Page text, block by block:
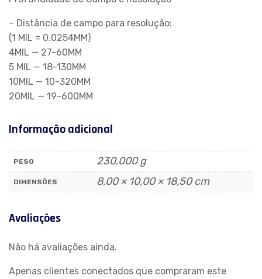
– Distância de campo para resolução:
(1 MIL = 0.0254MM)
4MIL — 27-60MM
5 MIL — 18-130MM
10MIL — 10-320MM
20MIL — 19-600MM
Informação adicional
PESO 230,000 g
DIMENSÕES 8,00 × 10,00 × 18,50 cm
Avaliações
Não há avaliações ainda.
Apenas clientes conectados que compraram este